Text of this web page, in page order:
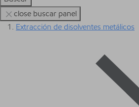
close buscar panel
Extracción de disolventes metálicos